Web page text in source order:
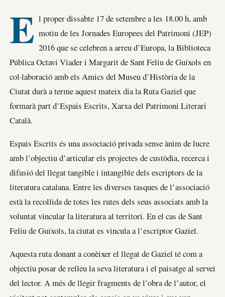
E l proper dissabte 17 de setembre a les 18.00 h, amb
motiu de les Jornades Europees del Patrimoni (JEP)
2016 que se celebren a arreu d’Europa, la Biblioteca
Pública Octavi Viader i Margarit de Sant Feliu de Guíxols en
col·laboració amb els Amics del Museu d’Història de la
Ciutat durà a terme aquest mateix dia la Ruta Gaziel que
formarà part d’Espais Escrits, Xarxa del Patrimoni Literari
Català.
Espais Escrits és una associació privada sense ànim de lucre
amb l’objectiu d’articular els projectes de custòdia, recerca i
difusió del llegat tangible i intangible dels escriptors de la
literatura catalana. Entre les diverses tasques de l’associació
està la recollida de totes les rutes dels seus associats amb la
voluntat vincular la literatura al territori. En el cas de Sant
Feliu de Guíxols, la ciutat es vincula a l’escriptor Gaziel.
Aquesta ruta donant a conèixer el llegat de Gaziel té com a
objectiu posar de relleu la seva literatura i el paisatge al servei
del lector. A més de llegir fragments de l’obra de l’autor, el